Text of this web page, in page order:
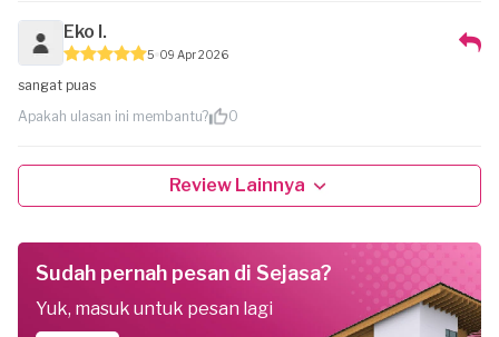
Eko I.
5 09 Apr 2026
sangat puas
Apakah ulasan ini membantu?
0
Review Lainnya
Sudah pernah pesan di Sejasa?
Yuk, masuk untuk pesan lagi